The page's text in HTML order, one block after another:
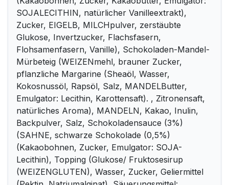
SOJALECITHIN, natürlicher Vanilleextrakt),
Zucker, EIGELB, MILCHpulver, zerstäubte
Glukose, Invertzucker, Flachsfasern,
Flohsamenfasern, Vanille), Schokoladen-Mandel-
Mürbeteig (WEIZENmehl, brauner Zucker,
pflanzliche Margarine (Sheaöl, Wasser,
Kokosnussöl, Rapsöl, Salz, MANDELButter,
Emulgator: Lecithin, Karottensaft). , Zitronensaft,
natürliches Aroma), MANDELN, Kakao, Inulin,
Backpulver, Salz, Schokoladensauce (3%)
(SAHNE, schwarze Schokolade (0,5%)
(Kakaobohnen, Zucker, Emulgator: SOJA-
Lecithin), Topping (Glukose/ Fruktosesirup
(WEIZENGLUTEN), Wasser, Zucker, Geliermittel